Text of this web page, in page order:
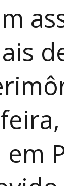
em